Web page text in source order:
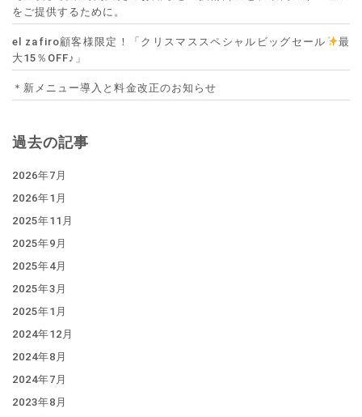
をご提供するために。
el zafiro顧客様限定！「クリスマススペシャルビッグセール
最
大15％OFF♪」
＊新メニュー導入と料金改正のお知らせ
過去の記事
2026年7月
2026年1月
2025年11月
2025年9月
2025年4月
2025年3月
2025年1月
2024年12月
2024年8月
2024年7月
2023年8月